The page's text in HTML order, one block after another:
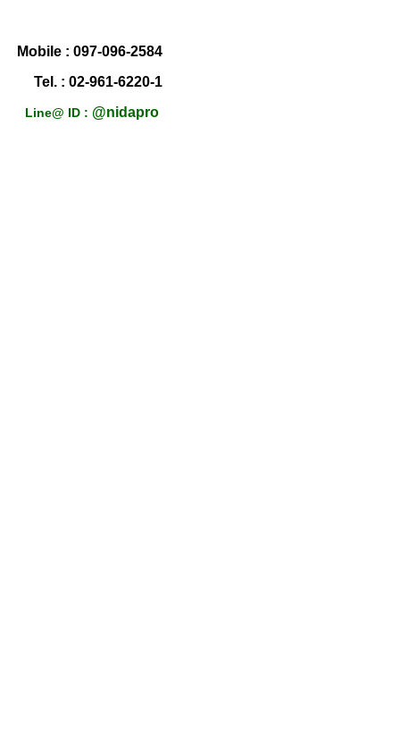
Mobile : 097-096-2584
Tel. : 02-961-6220-1
Line@ ID : @nidapro